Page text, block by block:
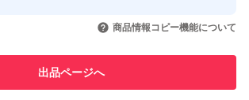
引を完了させた実績があります
での取引実績があります
商品情報コピー機能について
出品ページへ